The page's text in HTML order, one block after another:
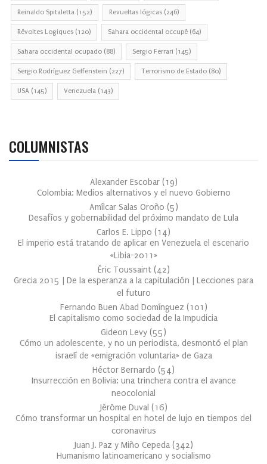
Reinaldo Spitaletta (152) Revueltas lógicas (246)
Révoltes Logiques (120) Sahara occidental occupé (64)
Sahara occidental ocupado (88) Sergio Ferrari (145)
Sergio Rodríguez Gelfenstein (227) Terrorismo de Estado (80)
USA (145) Venezuela (143)
COLUMNISTAS
Alexander Escobar (19)
Colombia: Medios alternativos y el nuevo Gobierno
Amílcar Salas Oroño (5)
Desafíos y gobernabilidad del próximo mandato de Lula
Carlos E. Lippo (14)
El imperio está tratando de aplicar en Venezuela el escenario
«Libia-2011»
Éric Toussaint (42)
Grecia 2015 | De la esperanza a la capitulación | Lecciones para
el futuro
Fernando Buen Abad Domínguez (101 )
El capitalismo como sociedad de la Impudicia
Gideon Levy (55)
Cómo un adolescente, y no un periodista, desmontó el plan
israelí de «emigración voluntaria» de Gaza
Héctor Bernardo (54)
Insurrección en Bolivia: una trinchera contra el avance
neocolonial
Jérôme Duval (16)
Cómo transformar un hospital en hotel de lujo en tiempos del
coronavirus
Juan J. Paz y Miño Cepeda (342)
Humanismo latinoamericano y socialismo